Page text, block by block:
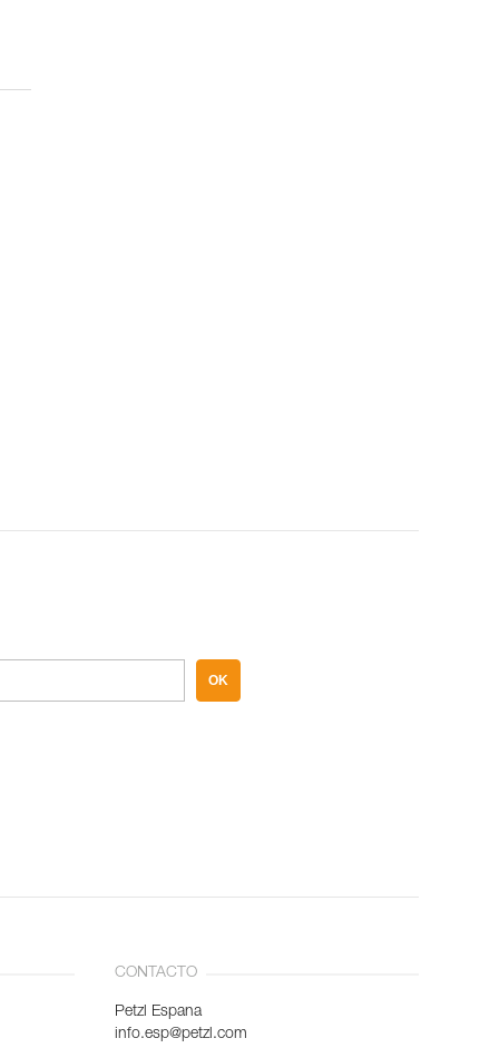
OK
CONTACTO
Petzl Espana
info.esp@petzl.com